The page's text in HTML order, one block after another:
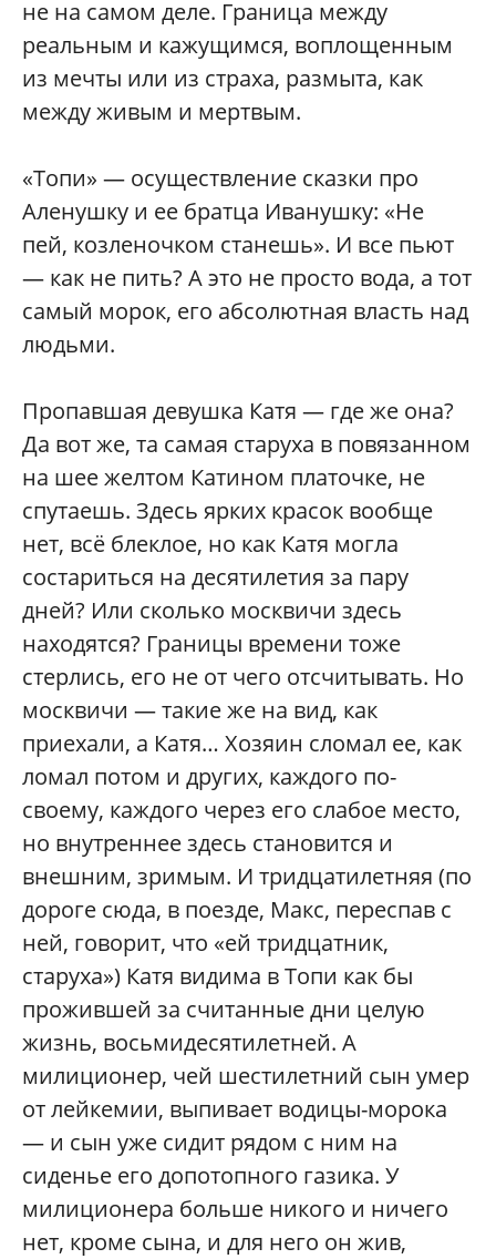
не на самом деле. Граница между
реальным и кажущимся, воплощенным
из мечты или из страха, размыта, как
между живым и мертвым.
«Топи» — осуществление сказки про
Аленушку и ее братца Иванушку: «Не
пей, козленочком станешь». И все пьют
— как не пить? А это не просто вода, а тот
самый морок, его абсолютная власть над
людьми.
Пропавшая девушка Катя — где же она?
Да вот же, та самая старуха в повязанном
на шее желтом Катином платочке, не
спутаешь. Здесь ярких красок вообще
нет, всё блеклое, но как Катя могла
состариться на десятилетия за пару
дней? Или сколько москвичи здесь
находятся? Границы времени тоже
стерлись, его не от чего отсчитывать. Но
москвичи — такие же на вид, как
приехали, а Катя… Хозяин сломал ее, как
ломал потом и других, каждого по-
своему, каждого через его слабое место,
но внутреннее здесь становится и
внешним, зримым. И тридцатилетняя (по
дороге сюда, в поезде, Макс, переспав с
ней, говорит, что «ей тридцатник,
старуха») Катя видима в Топи как бы
прожившей за считанные дни целую
жизнь, восьмидесятилетней. А
милиционер, чей шестилетний сын умер
от лейкемии, выпивает водицы-морока
— и сын уже сидит рядом с ним на
сиденье его допотопного газика. У
милиционера больше никого и ничего
нет, кроме сына, и для него он жив,